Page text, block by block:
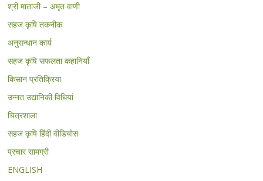
श्री माताजी – अमृत वाणी
सहज कृषि तकनीक
अनुसन्धान कार्य
सहज कृषि सफलता कहानियाँ
किसान प्रतिक्रिया
उन्नत उद्यानिकी विधियां
चित्रशाला
सहज कृषि हिंदी वीडियोस
प्रचार सामग्री
ENGLISH